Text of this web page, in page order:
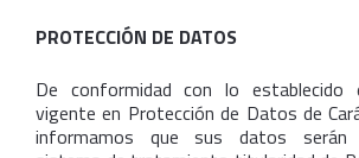
PROTECCIÓN DE DATOS
De conformidad con lo establecido
vigente en Protección de Datos de
informamos que sus datos serán